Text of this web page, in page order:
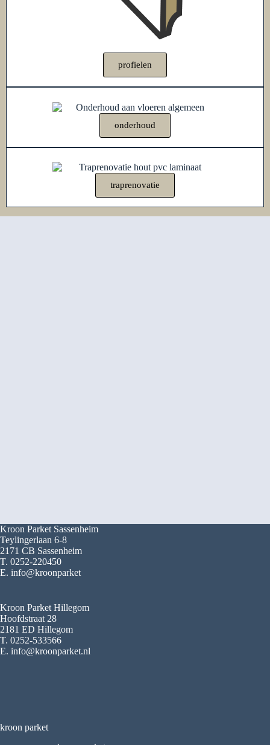
profielen
onderhoud
traprenovatie
Kroon Parket Sassenheim
Teylingerlaan 6-8
2171 CB Sassenheim
T. 0252-220450
E. info@kroonparket
Kroon Parket Hillegom
Hoofdstraat 28
2181 ED Hillegom
T. 0252-533566
E. info@kroonparket.nl
kroon parket